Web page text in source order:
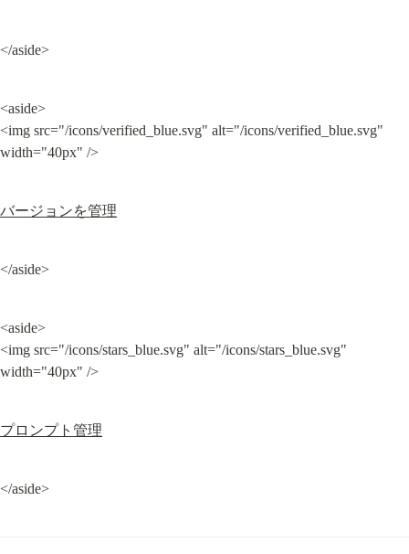
</aside>
<aside>
<img src="/icons/verified_blue.svg" alt="/icons/verified_blue.svg"
width="40px" />
バージョンを管理
</aside>
<aside>
<img src="/icons/stars_blue.svg" alt="/icons/stars_blue.svg"
width="40px" />
プロンプト管理
</aside>